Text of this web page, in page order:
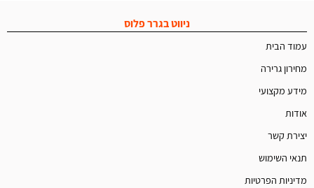
ניווט בגרר פלוס
עמוד הבית
מחירון גרירה
מידע מקצועי
אודות
יצירת קשר
תנאי השימוש
מדיניות הפרטיות